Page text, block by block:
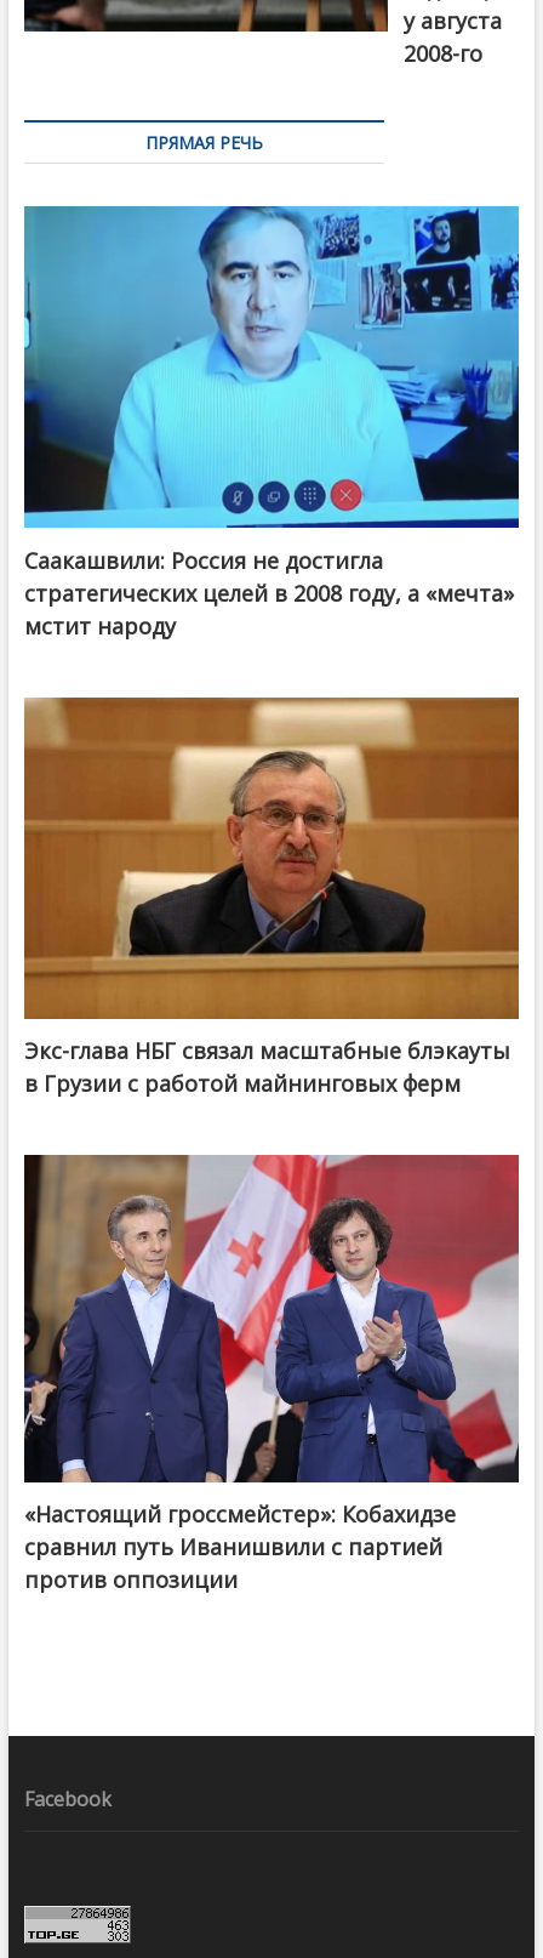
у августа
2008-го
ПРЯМАЯ РЕЧЬ
Саакашвили: Россия не достигла
стратегических целей в 2008 году, а «мечта»
мстит народу
Экс-глава НБГ связал масштабные блэкауты
в Грузии с работой майнинговых ферм
@ქართული ოცნება / Georgian Dream
«Настоящий гроссмейстер»: Кобахидзе
сравнил путь Иванишвили с партией
против оппозиции
Facebook